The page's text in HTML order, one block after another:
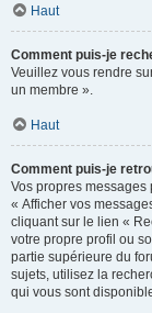
Haut
Comment puis-je
Veuillez vous rendre
un membre ».
Haut
Comment puis-je
Vos propres
« Afficher vos
cliquant sur le lien «
votre propre profil ou
partie supérieure du
sujets, utilisez la
qui vous sont